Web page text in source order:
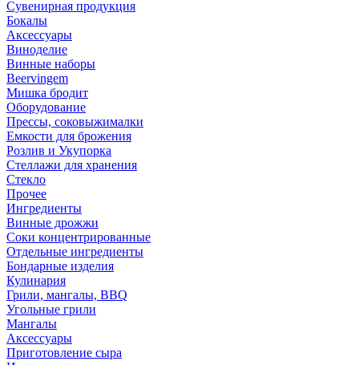
Сувенирная продукция
Бокалы
Аксессуары
Виноделие
Винные наборы
Beervingem
Мишка бродит
Оборудование
Прессы, соковыжималки
Емкости для брожения
Розлив и Укупорка
Стеллажи для хранения
Стекло
Прочее
Ингредиенты
Винные дрожжи
Соки концентрированные
Отдельные ингредиенты
Бондарные изделия
Кулинария
Грили, мангалы, BBQ
Угольные грили
Мангалы
Аксессуары
Приготовление сыра